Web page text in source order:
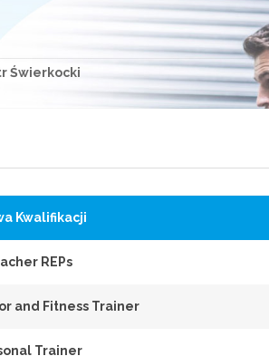
Świerkocki
Kwalifikacji
REPs
and Fitness Trainer
Trainer